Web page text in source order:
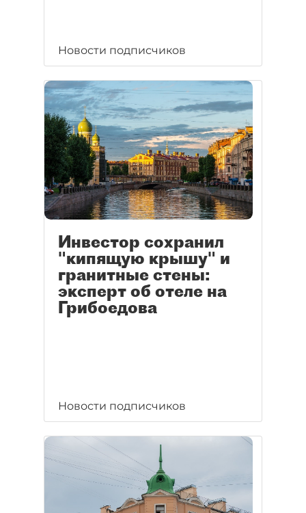
Новости подписчиков
Инвестор сохранил
"кипящую крышу" и
гранитные стены:
эксперт об отеле на
Грибоедова
Новости подписчиков